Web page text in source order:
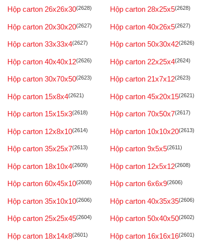
Hộp carton 26x26x30(2628) Hộp carton 28x25x5(2628)
Hộp carton 20x30x20(2627) Hộp carton 40x26x5(2627)
Hộp carton 33x33x4(2627) Hộp carton 50x30x42(2626)
Hộp carton 40x40x12(2626) Hộp carton 22x25x4(2624)
Hộp carton 30x70x50(2623) Hộp carton 21x7x12(2623)
Hộp carton 15x8x4(2621) Hộp carton 45x20x15(2621)
Hộp carton 15x15x3(2618) Hộp carton 70x50x7(2617)
Hộp carton 12x8x10(2614) Hộp carton 10x10x20(2613)
Hộp carton 35x25x7(2613) Hộp carton 9x5x5(2611)
Hộp carton 18x10x4(2609) Hộp carton 12x5x12(2608)
Hộp carton 60x45x10(2608) Hộp carton 6x6x9(2606)
Hộp carton 35x10x10(2606) Hộp carton 40x35x35(2606)
Hộp carton 25x25x45(2604) Hộp carton 50x40x50(2602)
Hộp carton 18x14x8(2601) Hộp carton 16x16x16(2601)